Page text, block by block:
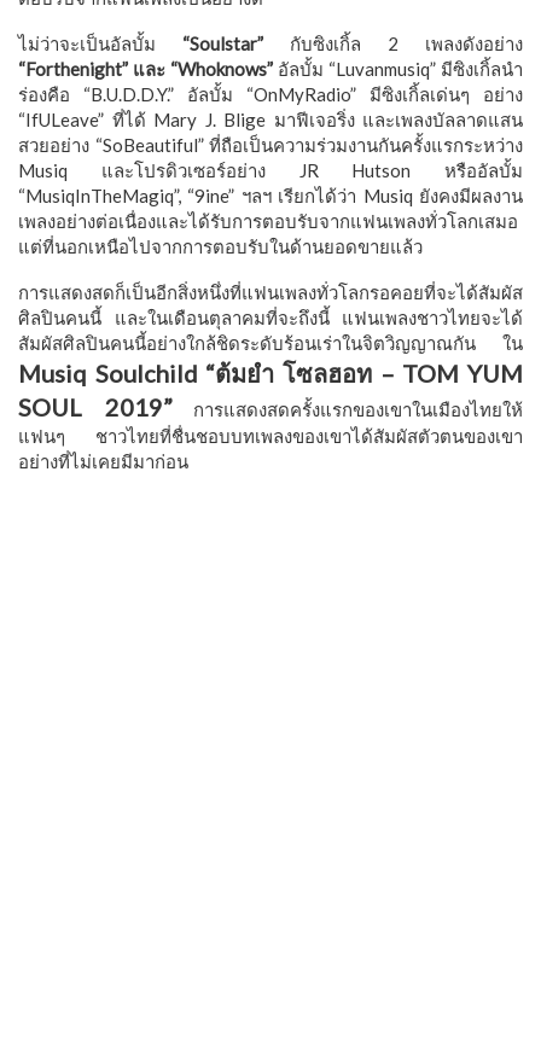
ไม่ว่าจะเป็นอัลบั้ม “Soulstar” กับซิงเกิ้ล 2 เพลงดังอย่าง
“Forthenight” และ “Whoknows” อัลบั้ม “Luvanmusiq” มีซิงเกิ้ลนำ
ร่องคือ “B.U.D.D.Y.” อัลบั้ม “OnMyRadio” มีซิงเกิ้ลเด่นๆ อย่าง
“IfULeave” ที่ได้ Mary J. Blige มาฟีเจอริ่ง และเพลงบัลลาดแสน
สวยอย่าง “SoBeautiful” ที่ถือเป็นความร่วมงานกันครั้งแรกระหว่าง
Musiq และโปรดิวเซอร์อย่าง JR Hutson หรืออัลบั้ม
“MusiqInTheMagiq”, “9ine” ฯลฯ เรียกได้ว่า Musiq ยังคงมีผลงาน
เพลงอย่างต่อเนื่องและได้รับการตอบรับจากแฟนเพลงทั่วโลกเสมอ
แต่ที่นอกเหนือไปจากการตอบรับในด้านยอดขายแล้ว
การแสดงสดก็เป็นอีกสิ่งหนึ่งที่แฟนเพลงทั่วโลกรอคอยที่จะได้สัมผัส
ศิลปินคนนี้ และในเดือนตุลาคมที่จะถึงนี้ แฟนเพลงชาวไทยจะได้
สัมผัสศิลปินคนนี้อย่างใกล้ชิดระดับร้อนเร่าในจิตวิญญาณกัน ใน
Musiq Soulchild “ต้มยำ โซลฮอท – TOM YUM
SOUL 2019”การแสดงสดครั้งแรกของเขาในเมืองไทยให้
แฟนๆ ชาวไทยที่ชื่นชอบบทเพลงของเขาได้สัมผัสตัวตนของเขา
อย่างที่ไม่เคยมีมาก่อน